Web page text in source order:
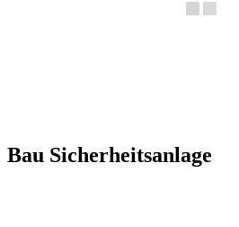
Bau Sicherheitsanlage